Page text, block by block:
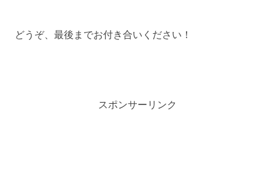
どうぞ、最後までお付き合いください！
スポンサーリンク